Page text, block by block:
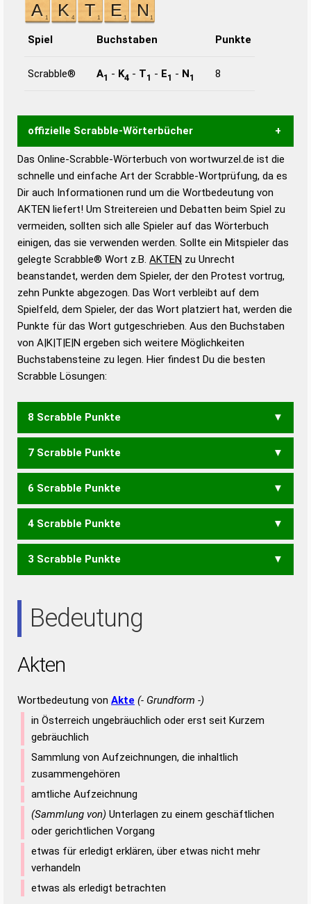
Spiel Buchstaben Punkte
Scrabble® A1 - K4 - T1 - E1 - N1 8
offizielle Scrabble-Wörterbücher
Wortwurzel liefert mit Hilfe eines semantischen
Wortanalyse-Algorithmus gute Anhaltspunkte zu
Wortbedeutung, Worttrennung und Wortform, um die
Gültigkeit eines Wortes für das Scrabble-Spiel zu
bestimmen!
zugelassene Turnier Scrabble-
Wörterbücher sind:
Duden – Standardwerk in 12 Bänden
Duden – Richtiges und gutes
Deutsch
Duden – Die deutsche Grammatik
Duden – Deutsches
Das Online-Scrabble-Wörterbuch von wortwurzel.de ist die
schnelle und einfache Art der Scrabble-Wortprüfung, da es
Dir auch Informationen rund um die Wortbedeutung von
AKTEN liefert! Um Streitereien und Debatten beim Spiel zu
vermeiden, sollten sich alle Spieler auf das Wörterbuch
einigen, das sie verwenden werden. Sollte ein Mitspieler das
gelegte Scrabble® Wort z.B. AKTEN zu Unrecht
beanstandet, werden dem Spieler, der den Protest vortrug,
zehn Punkte abgezogen. Das Wort verbleibt auf dem
Spielfeld, dem Spieler, der das Wort platziert hat, werden die
Punkte für das Wort gutgeschrieben. Aus den Buchstaben
von A|K|T|E|N ergeben sich weitere Möglichkeiten
Buchstabensteine zu legen. Hier findest Du die besten
Scrabble Lösungen:
8 Scrabble Punkte
KANTE KATEN TANKE
7 Scrabble Punkte
AKNE ANKE KANT KATE
6 Scrabble Punkte
KAT KEA KEN
4 Scrabble Punkte
ANTE
3 Scrabble Punkte
Bedeutung
Akten
Wortbedeutung von Akte (- Grundform -)
in Österreich ungebräuchlich oder erst seit Kurzem
gebräuchlich
Sammlung von Aufzeichnungen, die inhaltlich
zusammengehören
amtliche Aufzeichnung
(Sammlung von) Unterlagen zu einem geschäftlichen
oder gerichtlichen Vorgang
etwas für erledigt erklären, über etwas nicht mehr
verhandeln
etwas als erledigt betrachten